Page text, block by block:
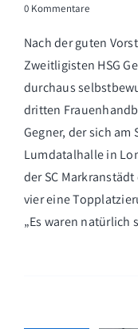
0 Kommentare
Nach der guten
Zweitligisten HSG
durchaus
dritten
Gegner, der sich am
Lumdatalhalle in
der SC
vier eine
„Es waren natürlich